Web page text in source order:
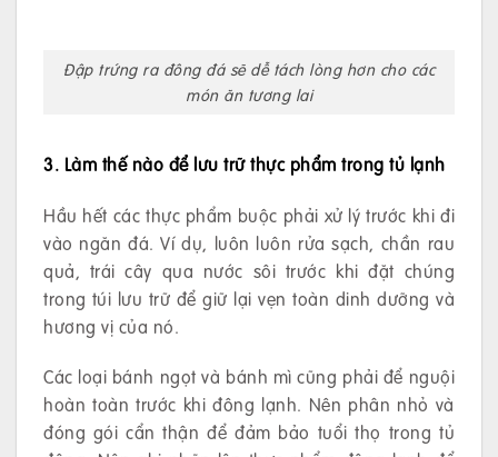
Đập trứng ra đông đá sẽ dễ tách lòng hơn cho các
món ăn tương lai
3. Làm thế nào để lưu trữ thực phẩm trong tủ lạnh
Hầu hết các thực phẩm buộc phải xử lý trước khi đi
vào ngăn đá. Ví dụ, luôn luôn rửa sạch, chần rau
quả, trái cây qua nước sôi trước khi đặt chúng
trong túi lưu trữ để giữ lại vẹn toàn dinh dưỡng và
hương vị của nó.
Các loại bánh ngọt và bánh mì cũng phải để nguội
hoàn toàn trước khi đông lạnh. Nên phân nhỏ và
đóng gói cẩn thận để đảm bảo tuổi thọ trong tủ